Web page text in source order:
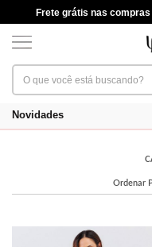
Frete grátis nas
Novidades
Ordenar